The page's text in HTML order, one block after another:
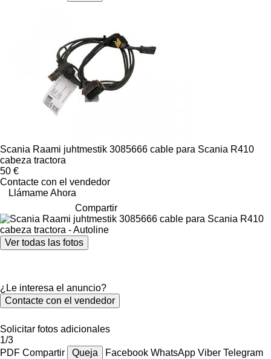
Scania Raami juhtmestik 3085666 cable para Scania R410
cabeza tractora
50 €
Contacte con el vendedor
Llámame Ahora
Compartir
Ver todas las fotos
¿Le interesa el anuncio?
Contacte con el vendedor
Solicitar fotos adicionales
1/3
PDF Compartir Queja Facebook WhatsApp Viber Telegram